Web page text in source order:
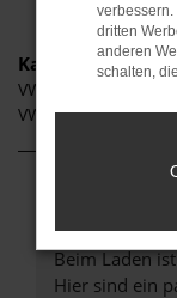
Kategorie
VW Crafter Ingolstadt
VW Crafter
Fehler:
Beim Laden
Hier sind ein
dritten
anderen
schalten,